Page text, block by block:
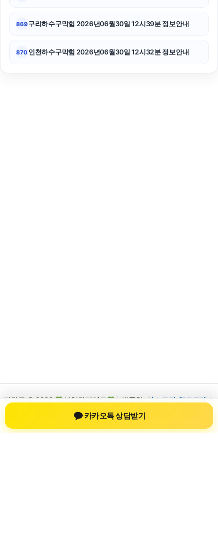
869구리하수구막힘 2026년06월30일 12시39분 정보안내
870 인천하수구막힘 2026년06월30일 12시32분 정보안내
저작권 © 2026 신차장기렌트 | 제공처:
아스트라 워드프레스
테마
카카오톡 상담받기